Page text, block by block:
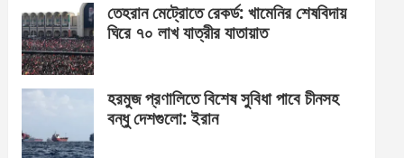
তেহরান মেট্রোতে রেকর্ড: খামেনির শেষবিদায়
ঘিরে ৭০ লাখ যাত্রীর যাতায়াত
হরমুজ প্রণালিতে বিশেষ সুবিধা পাবে চীনসহ
বন্ধু দেশগুলো: ইরান